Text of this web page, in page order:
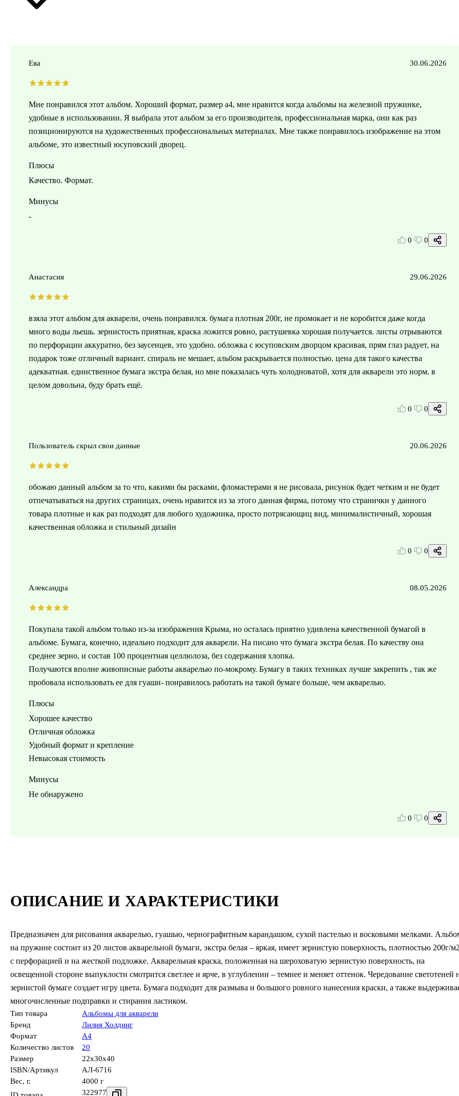
ОПИСАНИЕ И ХАРАКТЕРИСТИКИ
Предназначен для рисования акварелью, гуашью, чернографитным карандашом, сухой пастелью и восковыми мелками.
на пружине состоит из 20 листов акварельной бумаги, экстра белая – яркая, имеет зернистую поверхность, плотностью 200г/
с перфорацией и на жесткой подложке. Акварельная краска, положенная на шероховатую зернистую поверхность, на
освещенной стороне выпуклости смотрится светлее и ярче, в углублении – темнее и меняет оттенок. Чередование светотеней
зернистой бумаге создает игру цвета. Бумага подходит для размыва и большого ровного нанесения краски, а также
многочисленные подправки и стирания ластиком.
Тип товара
Альбомы для акварели
Бренд
Лилия Холдинг
Формат
А4
Количество листов
20
Размер
22x30x40
ISBN/Артикул
АЛ-6716
Вес, г.
4000 г
322977
Ева 30.06.2026
Мне понравился этот альбом. Хороший формат, размер а4, мне нравится когда альбомы на железной пружинке,
удобные в использовании. Я выбрала этот альбом за его производителя, профессиональная марка, они как раз
позиционируются на художественных профессиональных материалах. Мне также понравилось изображение на этом
альбоме, это известный юсуповский дворец.
Плюсы
Качество. Формат.
Минусы
-
0 0
Анастасия 29.06.2026
взяла этот альбом для акварели, очень понравился. бумага плотная 200г, не промокает и не коробится даже когда
много воды льешь. зернистость приятная, краска ложится ровно, растушевка хорошая получается. листы отрываются
по перфорации аккуратно, без заусенцев, это удобно. обложка с юсуповским дворцом красивая, прям глаз радует, на
подарок тоже отличный вариант. спираль не мешает, альбом раскрывается полностью. цена для такого качества
адекватная. единственное бумага экстра белая, но мне показалась чуть холодноватой, хотя для акварели это норм. в
целом довольна, буду брать ещё.
0 0
Пользователь скрыл свои данные 20.06.2026
обожаю данный альбом за то что, какими бы расками, фломастерами я не рисовала, рисунок будет четким и не будет
отпечатываться на других страницах, очень нравится из за этого данная фирма, потому что странички у данного
товара плотные и как раз подходят для любого художника, просто потрясающиц вид, минималистичный, хорошая
качественная обложка и стильный дизайн
0 0
Александра 08.05.2026
Покупала такой альбом только из-за изображения Крыма, но осталась приятно удивлена качественной бумагой в
альбоме. Бумага, конечно, идеально подходит для акварели. На писано что бумага экстра белая. По качеству она
среднее зерно, и состав 100 процентная целлюлоза, без содержания хлопка.
Получаются вполне живописные работы акварелью по-мокрому. Бумагу в таких техниках лучше закрепить , так же
пробовала использовать ее для гуаши- понравилось работать на такой бумаге больше, чем акварелью.
Плюсы
Хорошее качество
Отличная обложка
Удобный формат и крепление
Невысокая стоимость
Минусы
Не обнаружено
0 0